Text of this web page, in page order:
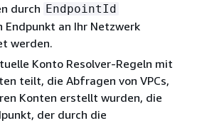
durch EndpointId
an Ihr Netzwerk
werden.
Konto Resolver-Regeln mit
teilt, die Abfragen von VPCs,
Konten erstellt wurden, die
der durch die